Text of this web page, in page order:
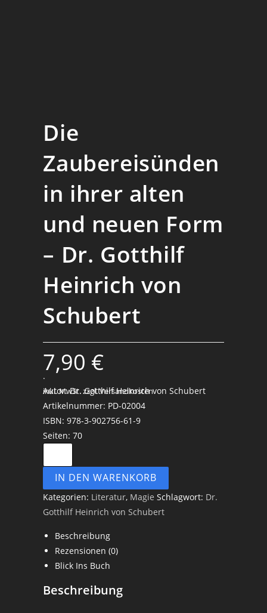
Die
Zaubereisünden
in ihrer alten
und neuen Form
– Dr. Gotthilf
Heinrich von
Schubert
7,90 €
inkl. MwSt. zzgl. Versandkosten
.
Autor: Dr. Gotthilf Heinrich von Schubert
Artikelnummer: PD-02004
ISBN: 978-3-902756-61-9
Seiten: 70
IN DEN WARENKORB
Kategorien: Literatur, Magie Schlagwort: Dr.
Gotthilf Heinrich von Schubert
Beschreibung
Rezensionen (0)
Blick Ins Buch
Beschreibung